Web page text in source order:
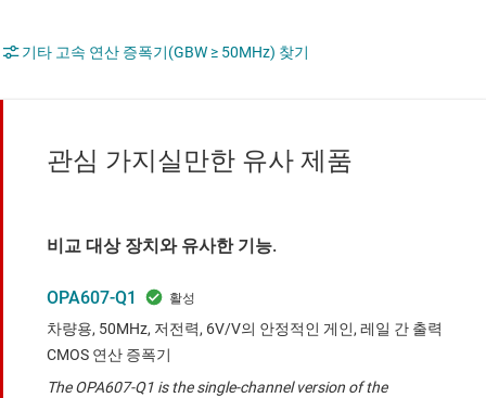
기타 고속 연산 증폭기(GBW ≥ 50MHz) 찾기
관심 가지실만한 유사 제품
비교 대상 장치와 유사한 기능.
OPA607-Q1
차량용, 50MHz, 저전력, 6V/V의 안정적인 게인, 레일 간 출력
CMOS 연산 증폭기
The OPA607-Q1 is the single-channel version of the